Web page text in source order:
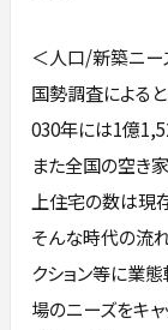
＜人口/新築ニー
国勢調査による
030年には1億
また全国の空き
上住宅の数は現
そんな時代の流
クション等に業
場のニーズをキ